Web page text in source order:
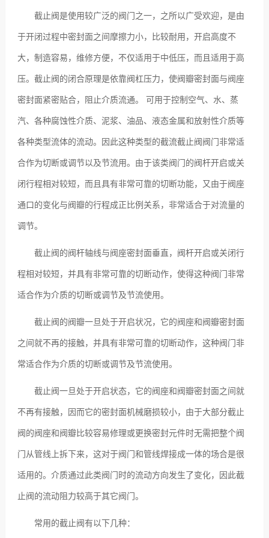
截止阀是使用较广泛的阀门之一，之所以广受欢迎，是由
于开闭过程中密封面之间摩擦力小，比较耐用，开启高度不
大，制造容易，维修方便，不仅适用于中低压，而且适用于高
压。截止阀的闭合原理是依靠阀杠压力，使阀瓣密封面与阀座
密封面紧密贴合，阻止介质流通。 可用于控制空气、水、蒸
汽、各种腐蚀性介质、泥浆、油品、液态金属和放射性介质等
各种类型流体的流动。因此这种类型的截流截止阀阀门非常适
合作为切断或调节以及节流用。由于该类阀门的阀杆开启或关
闭行程相对较短，而且具有非常可靠的切断功能，又由于阀座
通口的变化与阀瓣的行程成正比例关系，非常适合于对流量的
调节。
截止阀的阀杆轴线与阀座密封面垂直，阀杆开启或关闭行
程相对较短，并具有非常可靠的切断动作，使得这种阀门非常
适合作为介质的切断或调节及节流使用。
截止阀的阀瓣一旦处于开启状况，它的阀座和阀瓣密封面
之间就不再的接触，并具有非常可靠的切断动作，这种阀门非
常适合作为介质的切断或调节及节流使用。
截止阀一旦处于开启状态，它的阀座和阀瓣密封面之间就
不再有接触，因而它的密封面机械磨损较小，由于大部分截止
阀的阀座和阀瓣比较容易修理或更换密封元件时无需把整个阀
门从管线上拆下来，这对于阀门和管线焊接成一体的场合是很
适用的。介质通过此类阀门时的流动方向发生了变化，因此截
止阀的流动阻力较高于其它阀门。
常用的截止阀有以下几种：